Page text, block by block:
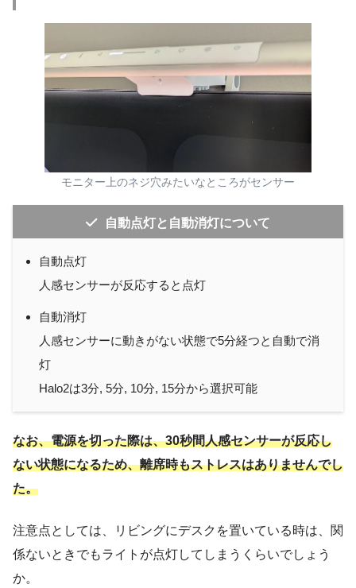
モニター上のネジ穴みたいなところがセンサー
自動点灯と自動消灯について
自動点灯
人感センサーが反応すると点灯
自動消灯
人感センサーに動きがない状態で5分経つと自動で消
灯
Halo2は3分, 5分, 10分, 15分から選択可能
なお、電源を切った際は、30秒間人感センサーが反応し
ない状態になるため、離席時もストレスはありませんでし
た。
注意点としては、リビングにデスクを置いている時は、関
係ないときでもライトが点灯してしまうくらいでしょう
か。